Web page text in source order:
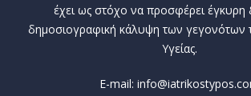
έχει ως στόχο να προσφέρει έγκυρη
δημοσιογραφική κάλυψη των γεγονότων
Υγείας.
E-mail: